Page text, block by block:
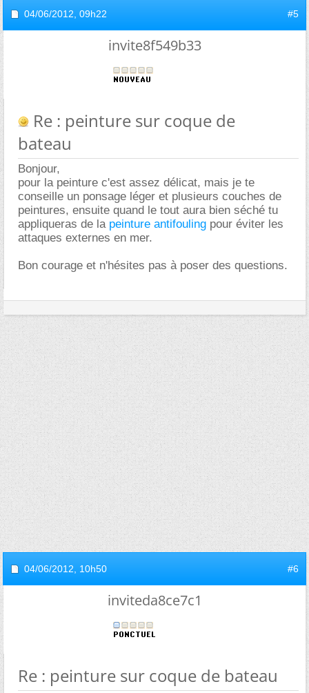
04/06/2012, 09h22 #5
invite8f549b33
Re : peinture sur coque de
bateau
Bonjour,
pour la peinture c'est assez délicat, mais je te
conseille un ponsage léger et plusieurs couches de
peintures, ensuite quand le tout aura bien séché tu
appliqueras de la peinture antifouling pour éviter les
attaques externes en mer.
Bon courage et n'hésites pas à poser des questions.
04/06/2012, 10h50 #6
inviteda8ce7c1
Re : peinture sur coque de bateau